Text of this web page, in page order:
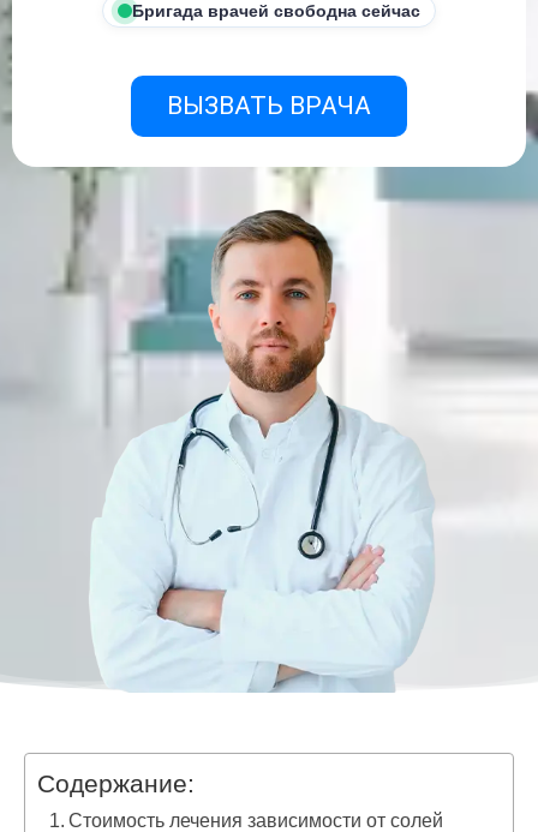
Бригада врачей свободна сейчас
ВЫЗВАТЬ ВРАЧА
Содержание:
Стоимость лечения зависимости от солей